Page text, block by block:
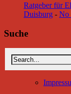
Ratgeber für
Duisburg - No
Suche